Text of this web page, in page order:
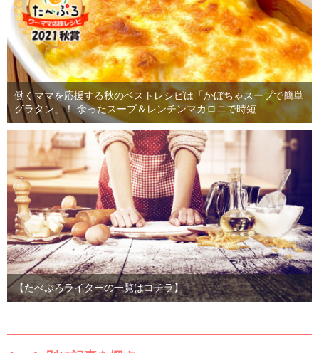
働くママを応援する秋のベストレシピは「かぼちゃスープで簡単
グラタン」！ 余ったスープ＆レンチンマカロニで時短
【たべぷろライターの一覧はコチラ】